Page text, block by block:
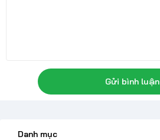
Gửi bình luận
Danh mục